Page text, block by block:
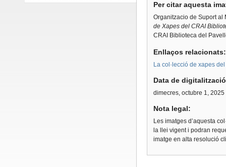
Per citar aquesta
Organitzacio de Suport al
de Xapes del CRAI
CRAI Biblioteca del
Enllaços
La col·lecció de xapes
Data de
dimecres, octubre 1, 2025
Nota legal:
Les imatges d’aquesta
la llei vigent i podran
imatge en alta resolució